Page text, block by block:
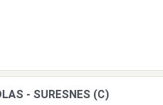
- SURESNES (C)